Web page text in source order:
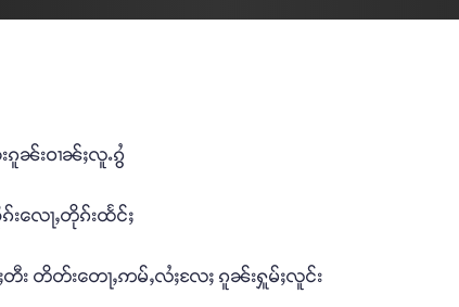
ၼ်းဝၢၼ်ႈလူႉၵွႆ
းလေႃႇတိုၵ်းထႅင်ႈ
တီး တိတ်းတေႃႇဢမ်ႇလႆႈလႄႈ ၵူၼ်းႁူမ်ႈလူင်း